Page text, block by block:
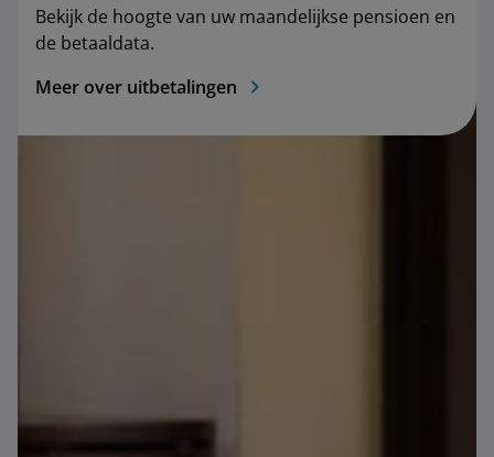
Bekijk de hoogte van uw maandelijkse pensioen en
de betaaldata.
Meer over uitbetalingen